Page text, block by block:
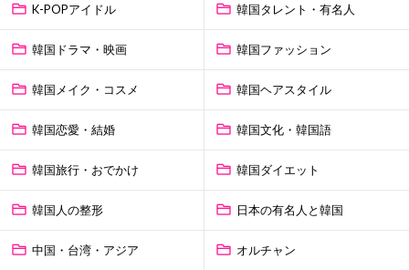
K-POPアイドル 韓国タレント・有名人
韓国ドラマ・映画 韓国ファッション
韓国メイク・コスメ 韓国ヘアスタイル
韓国恋愛・結婚 韓国文化・韓国語
韓国旅行・おでかけ 韓国ダイエット
韓国人の整形 日本の有名人と韓国
中国・台湾・アジア オルチャン